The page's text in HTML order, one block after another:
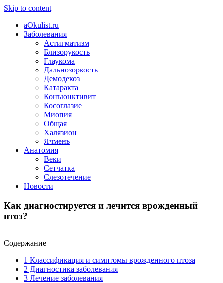
Skip to content
aOkulist.ru
Заболевания
Астигматизм
Близорукость
Глаукома
Дальнозоркость
Демодекоз
Катаракта
Конъюнктивит
Косоглазие
Миопия
Общая
Халязион
Ячмень
Анатомия
Веки
Сетчатка
Слезотечение
Новости
Как диагностируется и лечится врожденный
птоз?
Содержание
1 Классификация и симптомы врожденного птоза
2 Диагностика заболевания
3 Лечение заболевания